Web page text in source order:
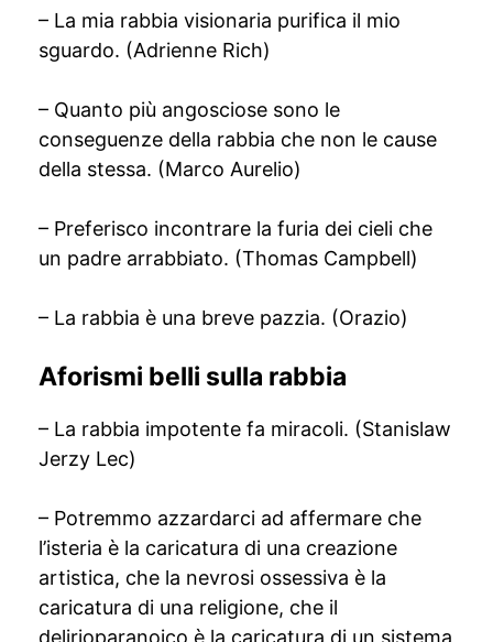
– La mia rabbia visionaria purifica il mio
sguardo. (Adrienne Rich)
– Quanto più angosciose sono le
conseguenze della rabbia che non le cause
della stessa. (Marco Aurelio)
– Preferisco incontrare la furia dei cieli che
un padre arrabbiato. (Thomas Campbell)
– La rabbia è una breve pazzia. (Orazio)
Aforismi belli sulla rabbia
– La rabbia impotente fa miracoli. (Stanislaw
Jerzy Lec)
– Potremmo azzardarci ad affermare che
l’isteria è la caricatura di una creazione
artistica, che la nevrosi ossessiva è la
caricatura di una religione, che il
delirioparanoico è la caricatura di un sistema